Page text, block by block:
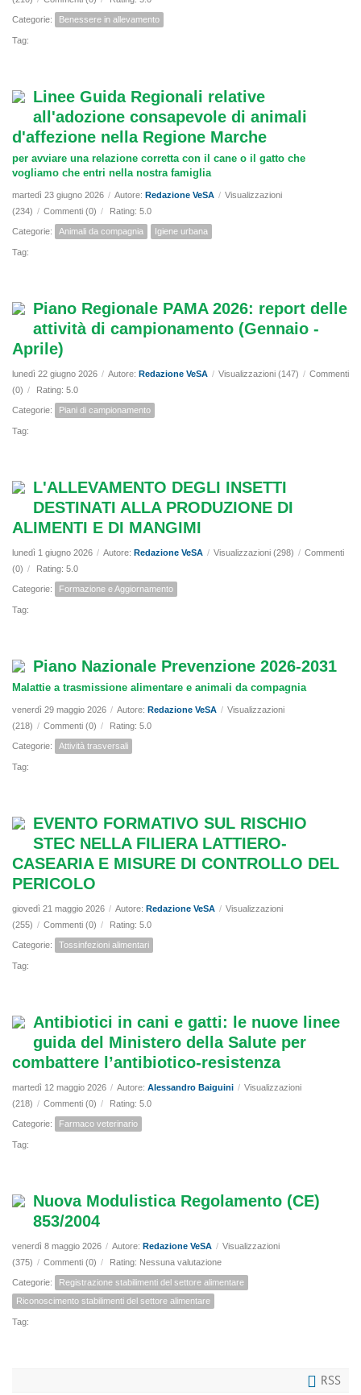
Categorie: Benessere in allevamento
Tag:
Linee Guida Regionali relative
all'adozione consapevole di animali
d'affezione nella Regione Marche
per avviare una relazione corretta con il cane o il gatto che
vogliamo che entri nella nostra famiglia
martedì 23 giugno 2026 / Autore: Redazione VeSA / Visualizzazioni
(234) / Commenti (0) / Rating: 5.0
Categorie: Animali da compagnia Igiene urbana
Tag:
Piano Regionale PAMA 2026: report delle
attività di campionamento (Gennaio -
Aprile)
lunedì 22 giugno 2026 / Autore: Redazione VeSA / Visualizzazioni (147) / Commenti
(0) / Rating: 5.0
Categorie: Piani di campionamento
Tag:
L'ALLEVAMENTO DEGLI INSETTI
DESTINATI ALLA PRODUZIONE DI
ALIMENTI E DI MANGIMI
lunedì 1 giugno 2026 / Autore: Redazione VeSA / Visualizzazioni (298) / Commenti
(0) / Rating: 5.0
Categorie: Formazione e Aggiornamento
Tag:
Piano Nazionale Prevenzione 2026-2031
Malattie a trasmissione alimentare e animali da compagnia
venerdì 29 maggio 2026 / Autore: Redazione VeSA / Visualizzazioni
(218) / Commenti (0) / Rating: 5.0
Categorie: Attività trasversali
Tag:
EVENTO FORMATIVO SUL RISCHIO
STEC NELLA FILIERA LATTIERO-
CASEARIA E MISURE DI CONTROLLO DEL
PERICOLO
giovedì 21 maggio 2026 / Autore: Redazione VeSA / Visualizzazioni
(255) / Commenti (0) / Rating: 5.0
Categorie: Tossinfezioni alimentari
Tag:
Antibiotici in cani e gatti: le nuove linee
guida del Ministero della Salute per
combattere l’antibiotico-resistenza
martedì 12 maggio 2026 / Autore: Alessandro Baiguini / Visualizzazioni
(218) / Commenti (0) / Rating: 5.0
Categorie: Farmaco veterinario
Tag:
Nuova Modulistica Regolamento (CE)
853/2004
venerdì 8 maggio 2026 / Autore: Redazione VeSA / Visualizzazioni
(375) / Commenti (0) / Rating: Nessuna valutazione
Categorie:
Registrazione stabilimenti del settore alimentare
Riconoscimento stabilimenti del settore alimentare
Tag:
RSS